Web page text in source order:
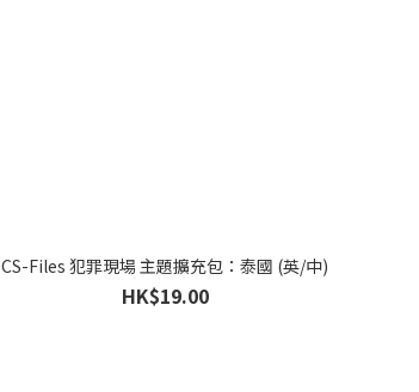
CS-Files 犯罪現場 主題擴充包：泰國 (英/中)
HK$19.00